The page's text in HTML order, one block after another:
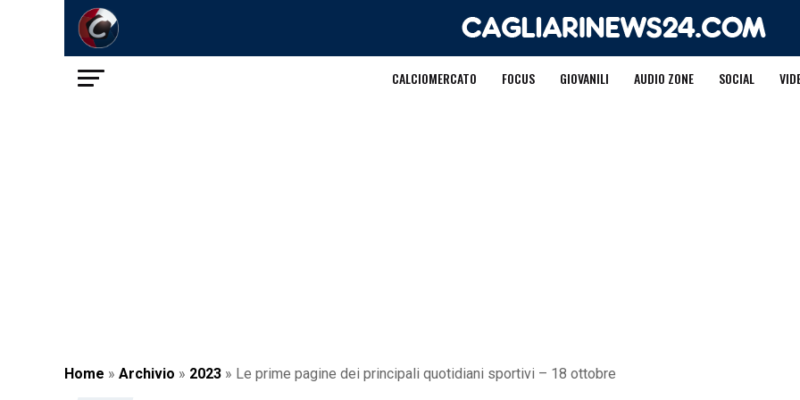
CALCIOMERCATO FOCUS GIOVANILI AUDIO ZONE SOCIAL
Home » Archivio » 2023 » Le prime pagine dei principali quotidiani sportivi – 18 ottobre